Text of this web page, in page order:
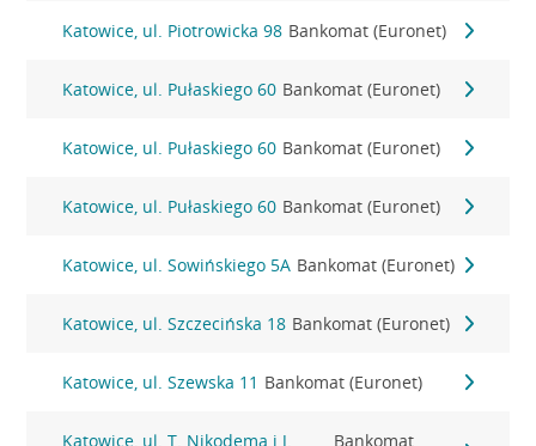
Katowice, ul. Piotrowicka 98 Bankomat (Euronet)
Katowice, ul. Pułaskiego 60 Bankomat (Euronet)
Katowice, ul. Pułaskiego 60 Bankomat (Euronet)
Katowice, ul. Pułaskiego 60 Bankomat (Euronet)
Katowice, ul. Sowińskiego 5A Bankomat (Euronet)
Katowice, ul. Szczecińska 18 Bankomat (Euronet)
Katowice, ul. Szewska 11 Bankomat (Euronet)
Katowice, ul. T. Nikodema i J.
Bankomat